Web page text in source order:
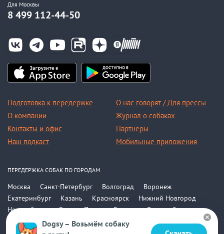
Dogsy – Возьмём собаку
Для Москвы
8 499 112-44-50
Подготовка к передержке
О компании
Контакты и офис
Наш подкаст
О нас говорят / Для прессы
Журнал о собаках
Партнеры
Мобильные приложения
ПЕРЕДЕРЖКА СОБАК ПО ГОРОДАМ
Москва Санкт-Петербург Волгоград
Воронеж
Екатеринбург
Казань Красноярск
Нижний Новгород
Новосибирск
Омск Пермь Ростов-на-Дону
Самара
Саратов
Уфа Челябинск Все города